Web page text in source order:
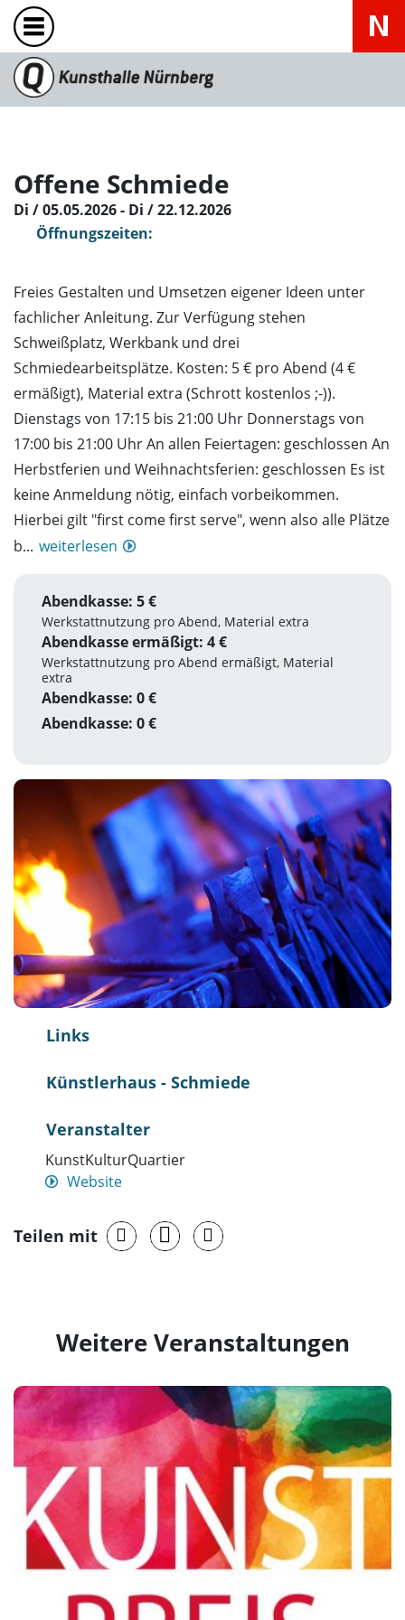
Offene Schmiede
Di / 05.05.2026 - Di / 22.12.2026
Öffnungszeiten:
Freies Gestalten und Umsetzen eigener Ideen unter
fachlicher Anleitung. Zur Verfügung stehen
Schweißplatz, Werkbank und drei
Schmiedearbeitsplätze. Kosten: 5 € pro Abend (4 €
ermäßigt), Material extra (Schrott kostenlos ;-)).
Dienstags von 17:15 bis 21:00 Uhr Donnerstags von
17:00 bis 21:00 Uhr An allen Feiertagen: geschlossen An
Herbstferien und Weihnachtsferien: geschlossen Es ist
keine Anmeldung nötig, einfach vorbeikommen.
Hierbei gilt "first come first serve", wenn also alle Plätze
b... weiterlesen
Abendkasse: 5 €
Werkstattnutzung pro Abend, Material extra
Abendkasse ermäßigt: 4 €
Werkstattnutzung pro Abend ermäßigt, Material
extra
Abendkasse: 0 €
Abendkasse: 0 €
Links
Künstlerhaus - Schmiede
Veranstalter
KunstKulturQuartier
Website
Teilen mit
Weitere Veranstaltungen